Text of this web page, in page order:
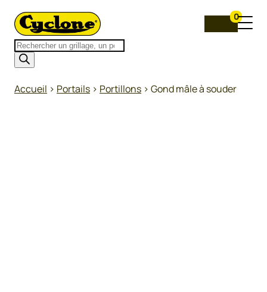
Recherche
de
produits
0
Accueil > Portails > Portillons > Gond mâle à souder